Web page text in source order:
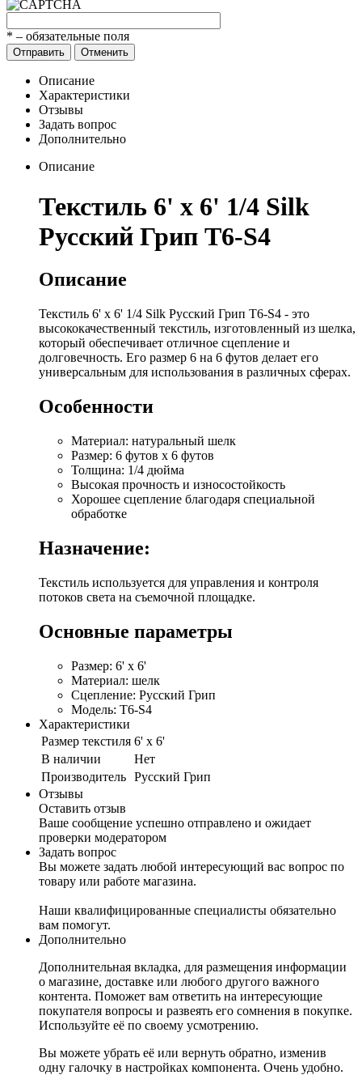
* – обязательные поля
Отправить Отменить
Описание
Характеристики
Отзывы
Задать вопрос
Дополнительно
Описание
Текстиль 6' x 6' 1/4 Silk
Русский Грип Т6-S4
Описание
Текстиль 6' x 6' 1/4 Silk Русский Грип Т6-S4 - это
высококачественный текстиль, изготовленный из шелка,
который обеспечивает отличное сцепление и
долговечность. Его размер 6 на 6 футов делает его
универсальным для использования в различных сферах.
Особенности
Материал: натуральный шелк
Размер: 6 футов x 6 футов
Толщина: 1/4 дюйма
Высокая прочность и износостойкость
Хорошее сцепление благодаря специальной
обработке
Назначение:
Текстиль используется для управления и контроля
потоков света на съемочной площадке.
Основные параметры
Размер: 6' x 6'
Материал: шелк
Сцепление: Русский Грип
Модель: Т6-S4
Характеристики
Размер текстиля 6' x 6'
В наличии
Нет
Производитель Русский Грип
Отзывы
Оставить отзыв
Ваше сообщение успешно отправлено и ожидает
проверки модератором
Задать вопрос
Вы можете задать любой интересующий вас вопрос по
товару или работе магазина.
Наши квалифицированные специалисты обязательно
вам помогут.
Дополнительно
Дополнительная вкладка, для размещения информации
о магазине, доставке или любого другого важного
контента. Поможет вам ответить на интересующие
покупателя вопросы и развеять его сомнения в покупке.
Используйте её по своему усмотрению.
Вы можете убрать её или вернуть обратно, изменив
одну галочку в настройках компонента. Очень удобно.